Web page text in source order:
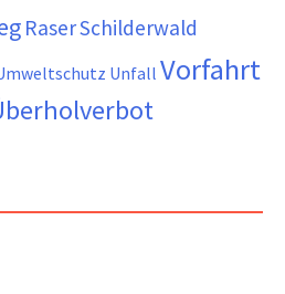
RaserSchilderwald
Unfall Vorfahrt